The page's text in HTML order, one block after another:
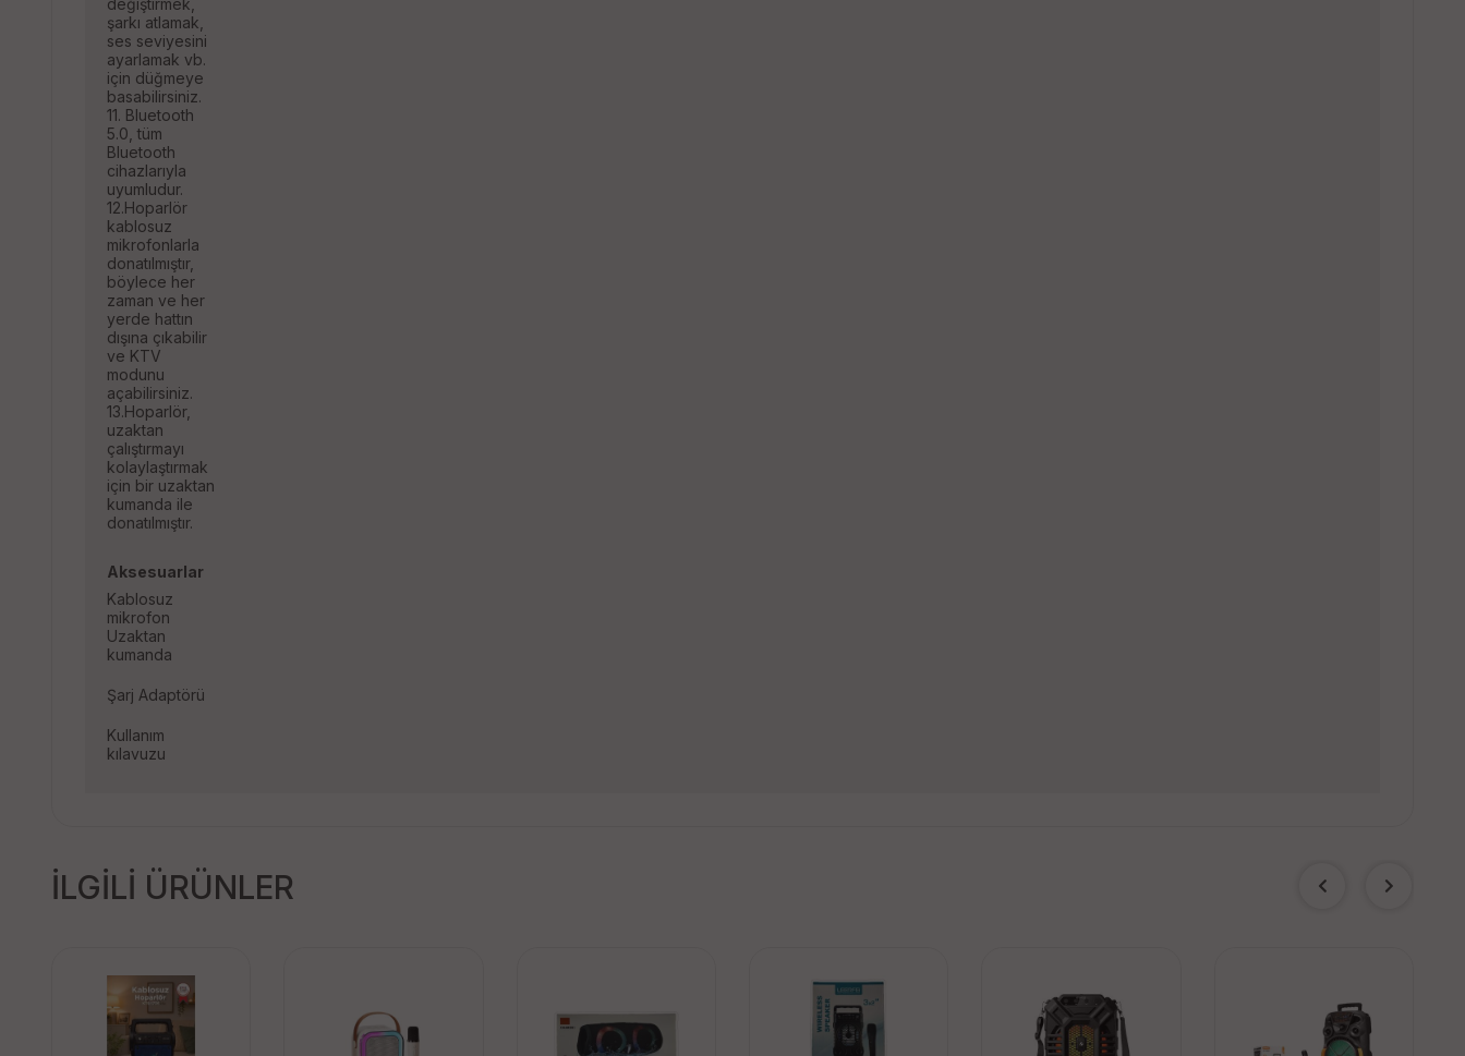
değiştirmek,
şarkı atlamak,
ses seviyesini
ayarlamak vb.
için düğmeye
basabilirsiniz.
11. Bluetooth
5.0, tüm
Bluetooth
cihazlarıyla
uyumludur.
12.Hoparlör
kablosuz
mikrofonlarla
donatılmıştır,
böylece her
zaman ve her
yerde hattın
dışına çıkabilir
ve KTV
modunu
açabilirsiniz.
13.Hoparlör,
uzaktan
çalıştırmayı
kolaylaştırmak
için bir uzaktan
kumanda ile
donatılmıştır.
Aksesuarlar
Kablosuz
mikrofon
Uzaktan
kumanda
Şarj Adaptörü
Kullanım
kılavuzu
İLGİLİ ÜRÜNLER